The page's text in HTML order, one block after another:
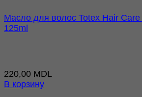
Масло для волос Totex Hair Care
125ml
220,00 MDL
В корзину